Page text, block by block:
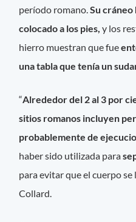
período romano.Su
colocado a los pies,y los
hierro muestran que fue
una tabla que tenía un
“Alrededor del 2 al 3 por
sitios romanos incluyen
probablemente de
haber sido utilizada para
para evitar que el cuerpo
Collard.